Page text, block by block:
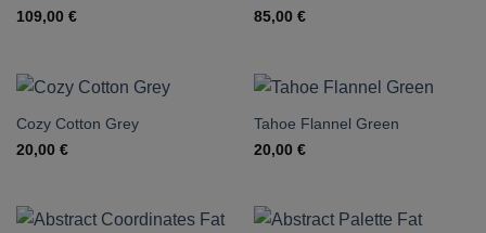
109,00 €
85,00 €
Cozy Cotton Grey
20,00 €
Tahoe Flannel Green
20,00 €